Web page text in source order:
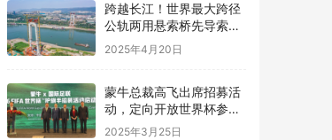
跨越长江！世界最大跨径
公轨两用悬索桥先导索成
功过江
2025年4月20日
蒙牛总裁高飞出席招募活
动，定向开放世界杯参与
名额
2025年3月25日